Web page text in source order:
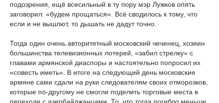
подозрения, ещё всесильный в ту пору мэр Лужков опять
заговорил: «будем прощаться». Всё сводилось к тому, что
если и не вышлют, то дышать не дадут точно.
Тогда один очень авторитетный московский чеченец, хозяин
большинства телевизионных лотерей, «забил стрелку» с
главами армянской диаспоры и настоятельно попросил их
«совесть иметь». В итоге на следующий день московские
армяне сами сдали на руки следователям своих отморозков,
которые по-другому не смогли поделить торговые места в